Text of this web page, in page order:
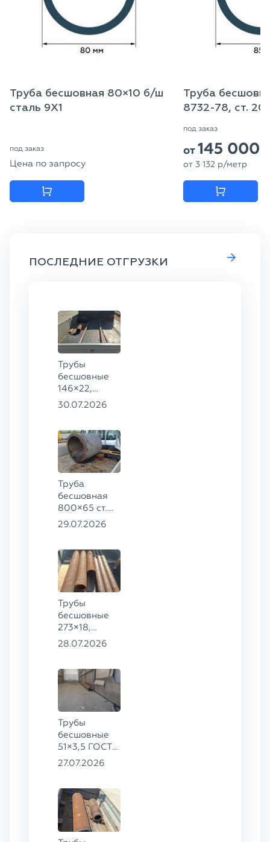
Труба бесшовная 80×10 б/ш
сталь 9Х1
под заказ
Цена по запросу
Труба
8732-78, ст. 20
под заказ
от145 000
от 3 132 p/метр
ПОСЛЕДНИЕ ОТГРУЗКИ
Трубы
бесшовные
146×22,
68×12 ГОСТ
30.07.2026
Труба
бесшовная
800×65 ст.
17ГС
29.07.2026
Трубы
бесшовные
273×18,
168×12 ГОСТ
28.07.2026
Трубы
бесшовные
51×3,5 ГОСТ
8732-78, ст.
27.07.2026